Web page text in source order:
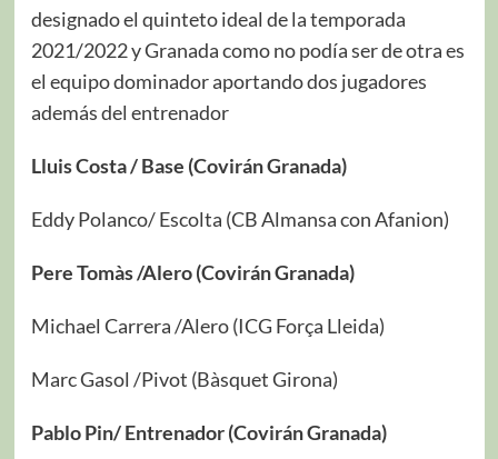
designado el quinteto ideal de la temporada
2021/2022 y Granada como no podía ser de otra es
el equipo dominador aportando dos jugadores
además del entrenador
Lluis Costa / Base (Covirán Granada)
Eddy Polanco/ Escolta (CB Almansa con Afanion)
Pere Tomàs /Alero (Covirán Granada)
Michael Carrera /Alero (ICG Força Lleida)
Marc Gasol /Pivot (Bàsquet Girona)
Pablo Pin/ Entrenador (Covirán Granada)